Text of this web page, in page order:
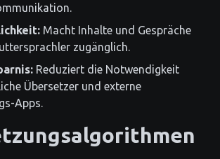
Macht Inhalte und Gespräche
zugänglich.
Reduziert die Notwendigkeit
Übersetzer und externe
Apps.